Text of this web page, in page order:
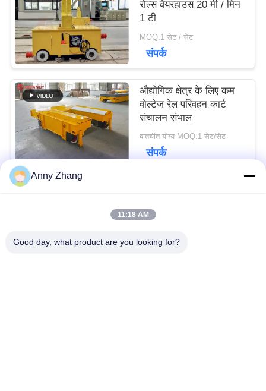
PRIVACY
POLICY
रोल्स वेयरहाउस 20 मी / मिन
1 टी
MOQ:1 सेट / सेट
संपर्क
औद्योगिक क्षेत्र के लिए कम
वोल्टेज रेल परिवहन कार्ट
संचालन संभाल
बातचीत योग्य MOQ:1 सेट/सेट
संपर्क
लोकप्रिय श्रेणियां
Anny Zhang
11:18 AM
Good day, what product are you looking for?